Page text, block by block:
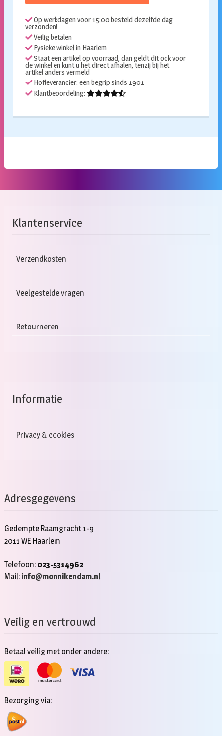
aantal
Op werkdagen voor 15:00 besteld dezelfde dag
verzonden!
Veilig betalen
Fysieke winkel in Haarlem
Staat een artikel op voorraad, dan geldt dit ook voor
de winkel en kunt u het direct afhalen, tenzij bij het
artikel anders vermeld
Hofleverancier: een begrip sinds 1901
Klantbeoordeling:
Klantenservice
Verzendkosten
Veelgestelde vragen
Retourneren
Informatie
Privacy & cookies
Adresgegevens
Gedempte Raamgracht 1-9
2011 WE Haarlem
Telefoon: 023-5314962
Mail: info@monnikendam.nl
Veilig en vertrouwd
Betaal veilig met onder andere:
Bezorging via: